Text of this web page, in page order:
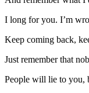
I long for you. I’m
Keep coming back,
Just remember that
People will lie to you,